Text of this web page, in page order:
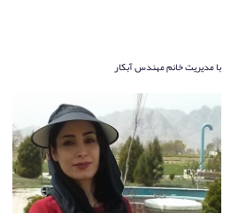
با مدیریت خانم مهندس آبکار